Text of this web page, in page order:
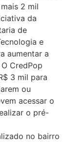
2 mil
da
de
e
aumentar a
CredPop
3 mil para
ou
acessar o
o pré-
no bairro